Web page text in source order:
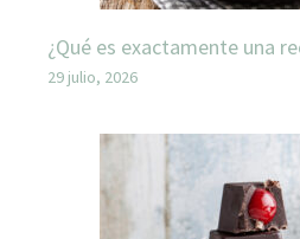
¿Qué es exactamente una
29 julio, 2026